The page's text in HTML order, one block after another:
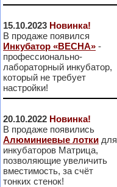
15.10.2023 Новинка!
В продаже появился
Инкубатор «ВЕСНА» -
профессионально-
лабораторный инкубатор,
который не требует
настройки!
20.10.2022 Новинка!
В продаже появились
Алюминиевые лотки для
инкубаторов Матрица,
позволяющие увеличить
вместимость, за счёт
тонких стенок!